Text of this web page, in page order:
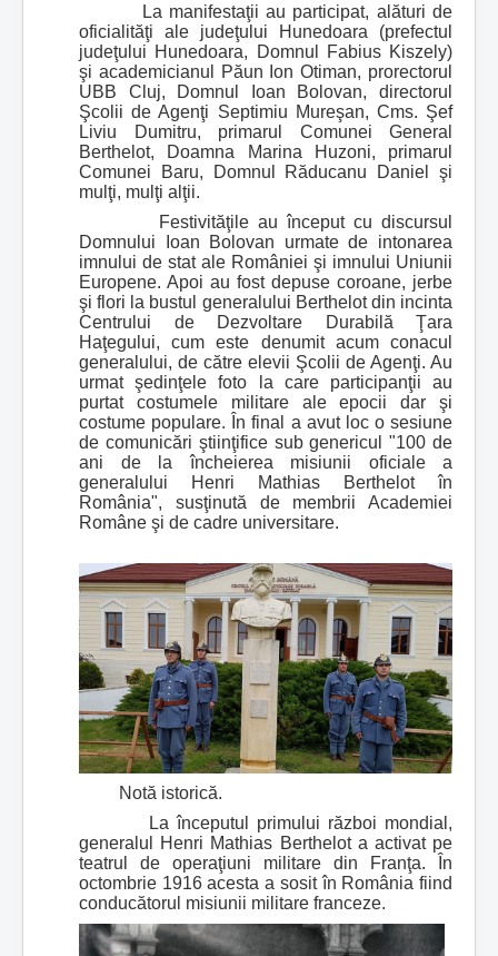
La manifestaţii au participat, alături de
oficialităţi ale judeţului Hunedoara (prefectul
judeţului Hunedoara, Domnul Fabius Kiszely)
şi academicianul Păun Ion Otiman, prorectorul
UBB Cluj, Domnul Ioan Bolovan, directorul
Şcolii de Agenţi Septimiu Mureşan, Cms. Şef
Liviu Dumitru, primarul Comunei General
Berthelot, Doamna Marina Huzoni, primarul
Comunei Baru, Domnul Răducanu Daniel şi
mulţi, mulţi alţii.
Festivităţile au început cu discursul
Domnului Ioan Bolovan urmate de intonarea
imnului de stat ale României şi imnului Uniunii
Europene. Apoi au fost depuse coroane, jerbe
şi flori la bustul generalului Berthelot din incinta
Centrului de Dezvoltare Durabilă Ţara
Haţegului, cum este denumit acum conacul
generalului, de către elevii Şcolii de Agenţi. Au
urmat şedinţele foto la care participanţii au
purtat costumele militare ale epocii dar şi
costume populare. În final a avut loc o sesiune
de comunicări ştiinţifice sub genericul "100 de
ani de la încheierea misiunii oficiale a
generalului Henri Mathias Berthelot în
România", susţinută de membrii Academiei
Române şi de cadre universitare.
Notă istorică.
La începutul primului război mondial,
generalul Henri Mathias Berthelot a activat pe
teatrul de operaţiuni militare din Franţa. În
octombrie 1916 acesta a sosit în România fiind
conducătorul misiunii militare franceze.